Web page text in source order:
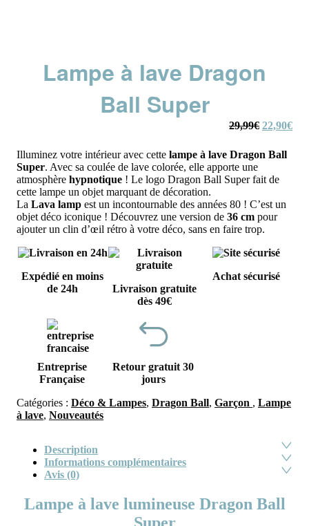
Lampe à lave Dragon
Ball Super
29,99€ Le
initial
était :
29,99€.
22,90€Le
Illuminez votre intérieur avec cette lampe à lave Dragon Ball
Super. Avec sa coulée de lave colorée, elle apporte une
atmosphère hypnotique ! Le logo Dragon Ball Super fait de
cette lampe un objet marquant de décoration.
La Lava lamp est un incontournable des années 80 ! C’est un
objet déco iconique ! Découvrez une version de 36 cm pour
ajouter un clin d’œil rétro à votre déco, sans en faire trop.
Expédié en moins
de 24h
Livraison gratuite
dès 49€
Achat sécurisé
Entreprise
Française
Retour gratuit 30
jours
Catégories : Déco & Lampes, Dragon Ball, Garçon , Lampe
à lave, Nouveautés
Description
Informations complémentaires
Avis (0)
Lampe à lave lumineuse Dragon Ball